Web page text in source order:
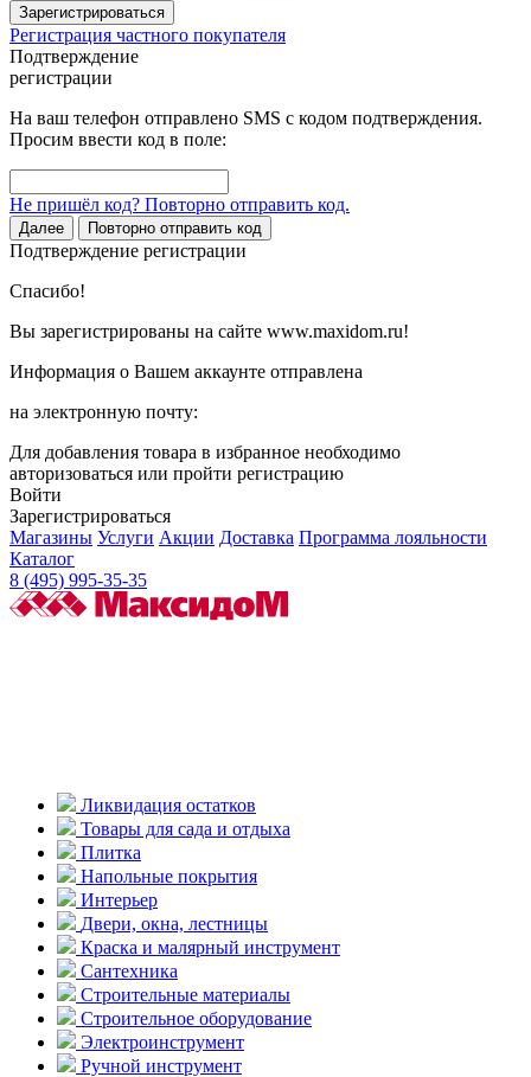
Зарегистрироваться
Регистрация частного покупателя
Подтверждение
регистрации
На ваш телефон отправлено SMS с кодом подтверждения.
Просим ввести код в поле:
Не пришёл код? Повторно отправить код.
Далее Повторно отправить код
Подтверждение регистрации
Спасибо!
Вы зарегистрированы на сайте www.maxidom.ru!
Информация о Вашем аккаунте отправлена
на электронную почту:
Для добавления товара в избранное необходимо
авторизоваться или пройти регистрацию
Войти
Зарегистрироваться
Магазины Услуги Акции Доставка Программа лояльности
Каталог
8 (495) 995-35-35
Ликвидация остатков
Товары для сада и отдыха
Плитка
Напольные покрытия
Интерьер
Двери, окна, лестницы
Краска и малярный инструмент
Сантехника
Строительные материалы
Строительное оборудование
Электроинструмент
Ручной инструмент